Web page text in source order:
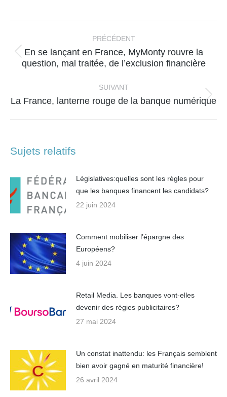
PRÉCÉDENT
Article
précédent
En se lançant en France, MyMonty rouvre la
question, mal traitée, de l’exclusion financière
SUIVANT
Article
La France, lanterne rouge de la banque numérique
Sujets relatifs
Législatives:quelles sont les règles pour
que les banques financent les candidats?
22 juin 2024
Comment mobiliser l’épargne des
Européens?
4 juin 2024
Retail Media. Les banques vont-elles
devenir des régies publicitaires?
27 mai 2024
Un constat inattendu: les Français semblent
bien avoir gagné en maturité financière!
26 avril 2024